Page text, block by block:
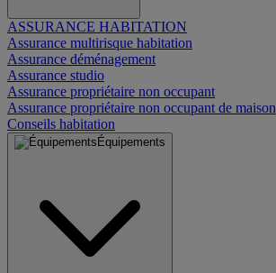
ASSURANCE HABITATION
Assurance multirisque habitation
Assurance déménagement
Assurance studio
Assurance propriétaire non occupant
Assurance propriétaire non occupant de maison
Conseils habitation
Équipements